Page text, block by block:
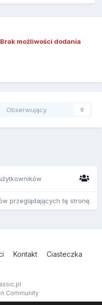
możliwości dodania
Obserwujący 0
przeglądających tę stronę.
Kontakt Ciasteczka
Community